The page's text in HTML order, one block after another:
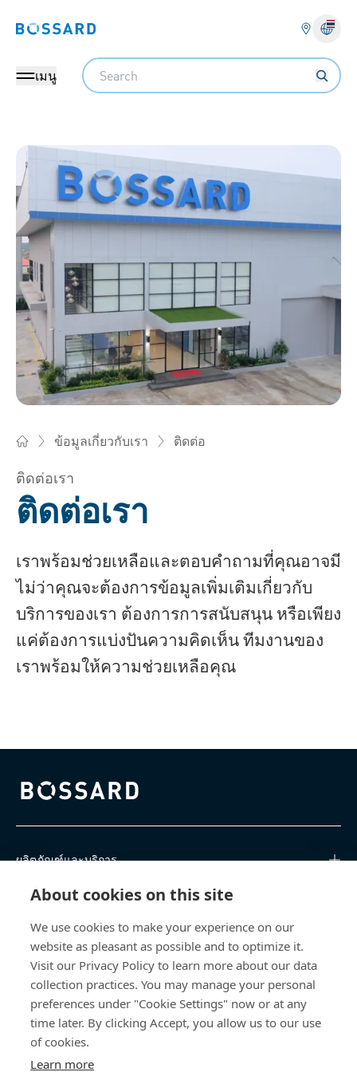
About cookies on this site
We use cookies to make your experience on our
website as pleasant as possible and to optimize it.
Visit our Privacy Policy to learn more about our data
collection practices. You may manage your personal
preferences under "Cookie Settings" now or at any
time later. By clicking Accept, you allow us to our use
of cookies.
Learn more
Bossard homepage
เมนู
Search
ข้อมูลเกี่ยวกับเรา ติดต่อ
ติดต่อเรา
ติดต่อเรา
เราพร้อมช่วยเหลือและตอบคำถามที่คุณอาจมี
ไม่ว่าคุณจะต้องการข้อมูลเพิ่มเติมเกี่ยวกับ
บริการของเรา ต้องการการสนับสนุน หรือเพียง
แค่ต้องการแบ่งปันความคิดเห็น ทีมงานของ
เราพร้อมให้ความช่วยเหลือคุณ
Bossard homepage
ผลิตภัณฑ์และบริการ
ศูนย์การเรียนรู้
การเข้าถึงโดยตรง
เกี่ยวกับเรา
Bossard (Thailand) Limited